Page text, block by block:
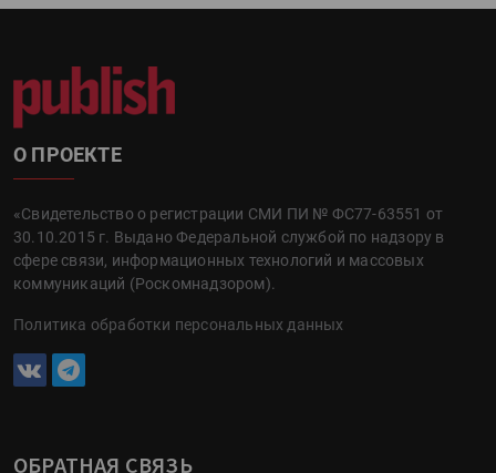
О ПРОЕКТЕ
«Свидетельство о регистрации СМИ ПИ № ФС77-63551 от
30.10.2015 г. Выдано Федеральной службой по надзору в
сфере связи, информационных технологий и массовых
коммуникаций (Роскомнадзором).
Политика обработки персональных данных
ОБРАТНАЯ СВЯЗЬ